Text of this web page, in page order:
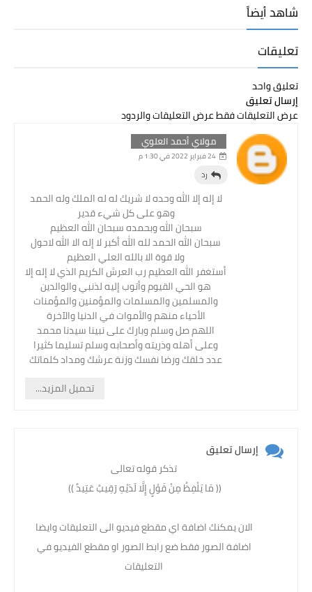
شاهد أيضاً
تعليقات
تعليق واحد
إرسال تعليق
عرض التعليقات فقطعرض التعليقات والردود
مولاي أحمد العلوي
24 فبراير 2022 في 1:30 م
لا إله إلا الله وحده لا شريك له له الملك وله الحمد
وهو على كل شيء قدير
سبحان الله وبحمده سبحان الله العظيم
سبحان الله الحمد لله الله أكبر لا إله الا الله لاحول
ولا قوة الا بالله العلي العظيم
أستغفر الله العظيم رب العرش الكريم الذي لا إله إلا
هو الحي القيوم وأتوب إليه لذنبي والوالدين
والمسلمين والمسلمات والمؤمنين والمؤمنات
الأحياء منهم والأموات في الدنيا والآخرة
اللهم صل وسلم وبارك على نبينا سيدنا محمد
وعلى أهله وذريته وأصحابه وسلم تسليما كثيرا
عدد خلقك ورضا نفسك وزنة عرشك ومداد كلماتك
رد
تحميل المزيد...
إرسال تعليق
تذكر قوله تعالى
(( مَا يَلْفِظُ مِنْ قَوْلٍ إِلَّا لَدَيْهِ رَقِيبٌ عَتِيدٌ )) ‏
الان يمكنك اضافة اي مقطع فيديو الى التعليقات وايضا
اضافة الصور فقط ضع رابط الصور او مقطع الفيديو في
التعليقات